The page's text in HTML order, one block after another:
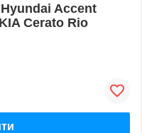
Accent
Cerato Rio